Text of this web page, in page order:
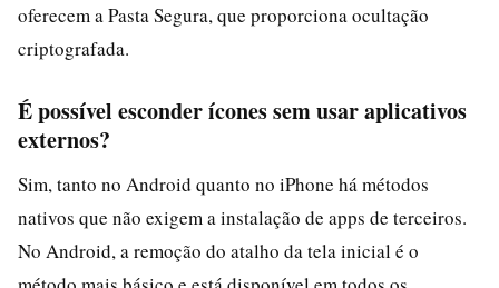
oferecem a Pasta Segura, que proporciona ocultação
criptografada.
É possível esconder ícones sem usar aplicativos
externos?
Sim, tanto no Android quanto no iPhone há métodos
nativos que não exigem a instalação de apps de terceiros.
No Android, a remoção do atalho da tela inicial é o